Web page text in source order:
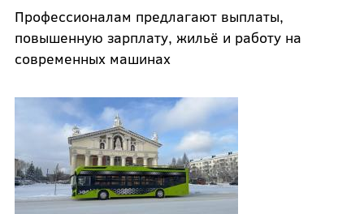
Профессионалам предлагают выплаты,
повышенную зарплату, жильё и работу на
современных машинах